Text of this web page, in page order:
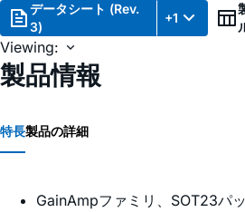
データシート (Rev.
3)
+1
Viewing:
製品情報
特長製品の詳細
GainAmpファミリ、SOT23パ